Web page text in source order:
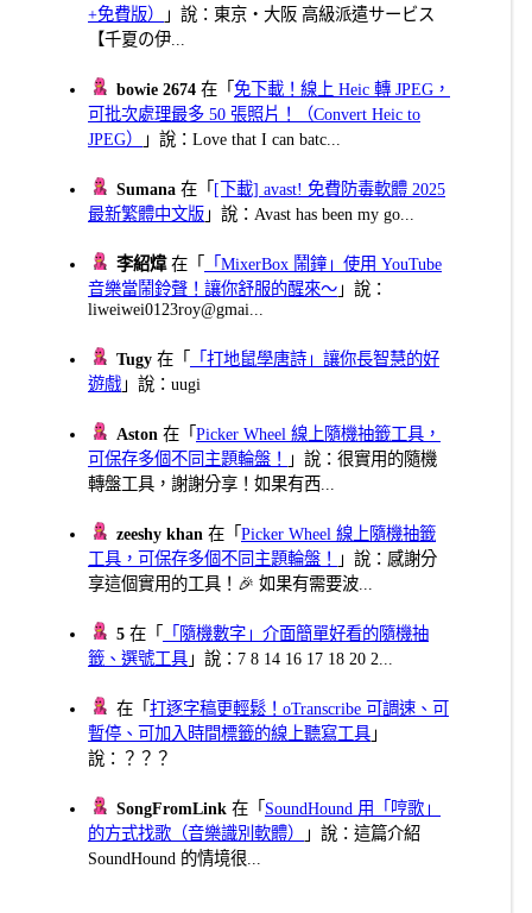
+免費版）
」說：東京・大阪 高級派遣サービス
【千夏の伊...
bowie 2674 在「免下載！線上 Heic 轉 JPEG，
可批次處理最多 50 張照片！（Convert Heic to
JPEG）
」說：Love that I can batc...
Sumana 在「 [下載] avast! 免費防毒軟體 2025
最新繁體中文版 」說：Avast has been my go...
李紹煒在「
「MixerBox 鬧鐘」使用 YouTube
音樂當鬧鈴聲！讓你舒服的醒來～ 」說：
liweiwei0123roy@gmai...
Tugy 在「
「打地鼠學唐詩」讓你長智慧的好
遊戲 」說：uugi
Aston 在「Picker Wheel 線上隨機抽籤工具，
可保存多個不同主題輪盤！
」說：很實用的隨機
轉盤工具，謝謝分享！如果有西...
zeeshy khan 在「Picker Wheel 線上隨機抽籤
工具，可保存多個不同主題輪盤！
」說：感謝分
享這個實用的工具！🎉 如果有需要波...
5 在「
「隨機數字」介面簡單好看的隨機抽
籤、選號工具 」說：7 8 14 16 17 18 20 2...
在「打逐字稿更輕鬆！oTranscribe 可調速、可
暫停、可加入時間標籤的線上聽寫工具 」
說：？？？
SongFromLink 在「 SoundHound 用「哼歌」
的方式找歌（音樂識別軟體）
」說：這篇介紹
SoundHound 的情境很...